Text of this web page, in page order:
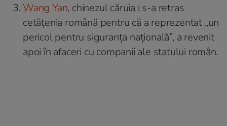
Wang Yan, chinezul căruia i s-a retras
cetățenia română pentru că a reprezentat „un
pericol pentru siguranța națională”, a revenit
apoi în afaceri cu companii ale statului român.